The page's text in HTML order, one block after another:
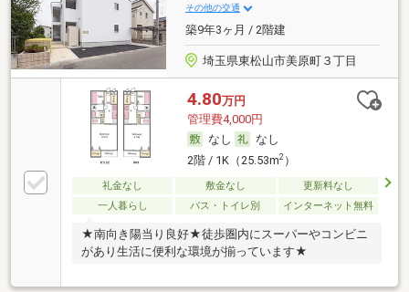
その他の交通
築9年3ヶ月 / 2階建
埼玉県東松山市美原町３丁目
4.80万円
管理費4,000円
なし
なし
2階 / 1K（25.53m2）
礼金なし 敷金なし
更新料なし
一人暮らし
バス・トイレ別 インターネット無料
★南向き陽当り良好★徒歩圏内にスーパーやコンビニ
があり生活に便利な環境が揃っています★